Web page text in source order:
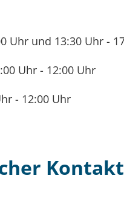
Uhr und 13:30 Uhr -
Uhr - 12:00 Uhr
- 12:00 Uhr
Kontakt